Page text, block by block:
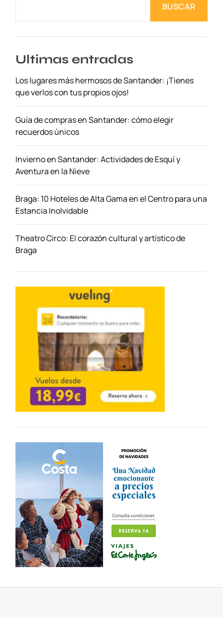
r
A
s
t
e
r
BUSCAR
Ultimas entradas
Los lugares más hermosos de Santander: ¡Tienes
que verlos con tus propios ojos!
Guía de compras en Santander: cómo elegir
recuerdos únicos
Invierno en Santander: Actividades de Esquí y
Aventura en la Nieve
Braga: 10 Hoteles de Alta Gama en el Centro para una
Estancia Inolvidable
Theatro Circo: El corazón cultural y artístico de
Braga